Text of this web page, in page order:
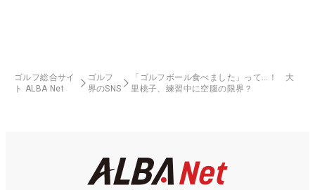
ゴルフ総合サイ
ト ALBA Net
ゴルフ
界のSNS
「ゴルフボール食べました」って…！ 大
里桃子、練習中に空腹の限界？